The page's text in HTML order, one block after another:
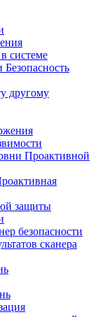
системе
другому
Проактивной
защиты
безопасности
сканера